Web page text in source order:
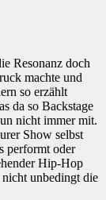
Resonanz doch
machte und
so erzählt
da so Backstage
nicht immer mit.
Show selbst
performt oder
Hip-Hop
unbedingt die